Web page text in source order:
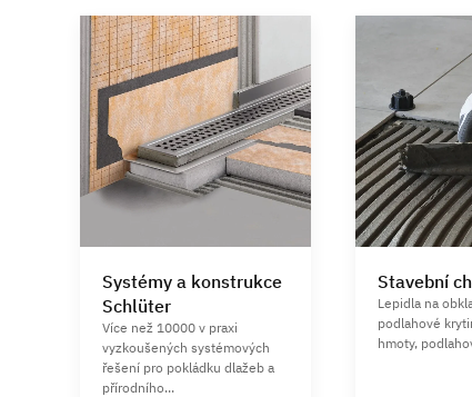
Systémy a konstrukce
Schlüter
Více než 10000 v praxi
vyzkoušených systémových
řešení pro pokládku dlažeb a
přírodního...
Stavební
Lepidla na
podlahové
hmoty,